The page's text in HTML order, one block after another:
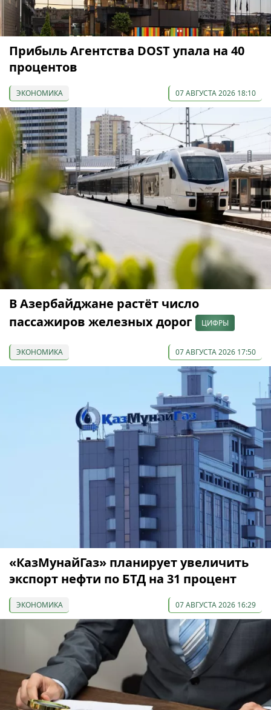
Прибыль Агентства DOST упала на 40
процентов
ЭКОНОМИКА 07 АВГУСТА 2026 18:10
В Азербайджане растёт число
пассажиров железных дорог
ЦИФРЫ
ЭКОНОМИКА 07 АВГУСТА 2026 17:50
«КазМунайГаз» планирует увеличить
экспорт нефти по БТД на 31 процент
ЭКОНОМИКА 07 АВГУСТА 2026 16:29